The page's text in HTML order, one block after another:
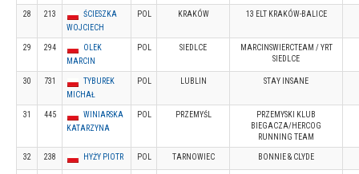
28 213
ŚCIESZKA
WOJCIECH
POL KRAKÓW 13 ELT KRAKÓW-BALICE
29 294
OLEK
MARCIN
POL SIEDLCE
MARCINSWIERCTEAM / YRT
SIEDLCE
30 731
TYBUREK
MICHAŁ
POL LUBLIN STAY INSANE
31 445
WINIARSKA
KATARZYNA
POL PRZEMYŚL
PRZEMYSKI KLUB
BIEGACZA/HERCOG
RUNNING TEAM
32 238 HYŻY PIOTR POL TARNOWIEC BONNIE & CLYDE